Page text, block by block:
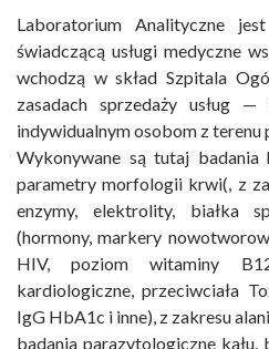
Laboratorium Analityczne
świadczącą usługi medyczne
wchodzą w skład Szpitala
zasadach sprzedaży usług
indywidualnym osobom z
Wykonywane są tutaj badania
parametry morfologii krwi(, z
enzymy, elektrolity, białka
(hormony, markery
HIV, poziom witaminy
kardiologiczne, przeciwciała
IgG HbA1c i inne), z zakresu
badania parazytologiczne kału,